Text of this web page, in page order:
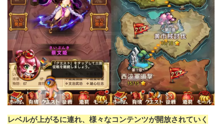
レベルが上がるに連れ、様々なコンテンツが開放されていく